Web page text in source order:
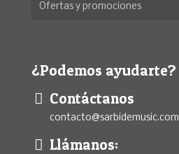
Ofertas y promociones
¿Podemos ayudarte?
Contáctanos
contacto@sarbidemusic.com
Llámanos: